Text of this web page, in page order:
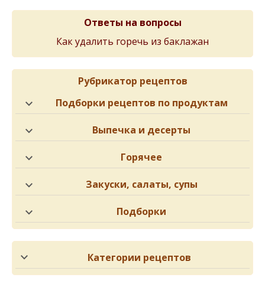
Ответы на вопросы
Как удалить горечь из баклажан
Рубрикатор рецептов
Подборки рецептов по продуктам
Выпечка и десерты
Горячее
Закуски, салаты, супы
Подборки
Категории рецептов